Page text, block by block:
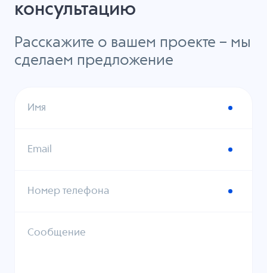
консультацию
Расскажите о вашем проекте – мы
сделаем предложение
Имя
Email
Номер телефона
Сообщение